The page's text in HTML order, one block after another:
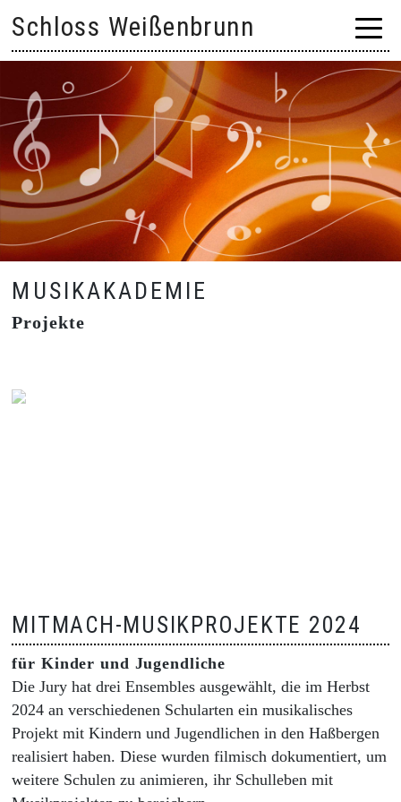
content
Schloss Weißenbrunn
MUSIKAKADEMIE
Projekte
MITMACH-MUSIKPROJEKTE 2024
für Kinder und Jugendliche
Die Jury hat drei Ensembles ausgewählt, die im Herbst
2024 an verschiedenen Schularten ein musikalisches
Projekt mit Kindern und Jugendlichen in den Haßbergen
realisiert haben. Diese wurden filmisch dokumentiert, um
weitere Schulen zu animieren, ihr Schulleben mit